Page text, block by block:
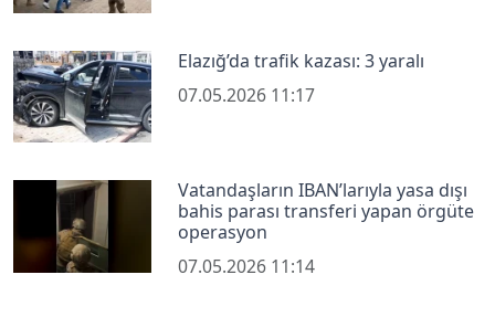
Elazığ’da trafik kazası: 3 yaralı
07.05.2026 11:17
Vatandaşların IBAN’larıyla yasa dışı
bahis parası transferi yapan örgüte
operasyon
07.05.2026 11:14